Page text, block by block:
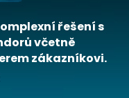
řešení s
včetně
zákazníkovi.